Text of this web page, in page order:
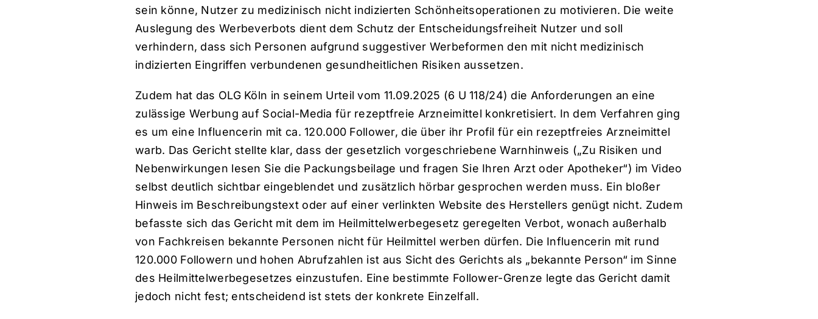
sein könne, Nutzer zu medizinisch nicht indizierten Schönheitsoperationen zu motivieren. Die weite
Auslegung des Werbeverbots dient dem Schutz der Entscheidungsfreiheit Nutzer und soll
verhindern, dass sich Personen aufgrund suggestiver Werbeformen den mit nicht medizinisch
indizierten Eingriffen verbundenen gesundheitlichen Risiken aussetzen.
Zudem hat das OLG Köln in seinem Urteil vom 11.09.2025 (6 U 118/24) die Anforderungen an eine
zulässige Werbung auf Social-Media für rezeptfreie Arzneimittel konkretisiert. In dem Verfahren ging
es um eine Influencerin mit ca. 120.000 Follower, die über ihr Profil für ein rezeptfreies Arzneimittel
warb. Das Gericht stellte klar, dass der gesetzlich vorgeschriebene Warnhinweis („Zu Risiken und
Nebenwirkungen lesen Sie die Packungsbeilage und fragen Sie Ihren Arzt oder Apotheker“) im Video
selbst deutlich sichtbar eingeblendet und zusätzlich hörbar gesprochen werden muss. Ein bloßer
Hinweis im Beschreibungstext oder auf einer verlinkten Website des Herstellers genügt nicht. Zudem
befasste sich das Gericht mit dem im Heilmittelwerbegesetz geregelten Verbot, wonach außerhalb
von Fachkreisen bekannte Personen nicht für Heilmittel werben dürfen. Die Influencerin mit rund
120.000 Followern und hohen Abrufzahlen ist aus Sicht des Gerichts als „bekannte Person“ im Sinne
des Heilmittelwerbegesetzes einzustufen. Eine bestimmte Follower-Grenze legte das Gericht damit
jedoch nicht fest; entscheidend ist stets der konkrete Einzelfall.